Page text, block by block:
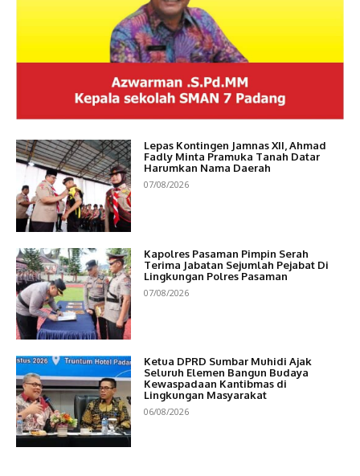
Lepas Kontingen Jamnas XII, Ahmad
Fadly Minta Pramuka Tanah Datar
Harumkan Nama Daerah
07/08/2026
Kapolres Pasaman Pimpin Serah
Terima Jabatan Sejumlah Pejabat Di
Lingkungan Polres Pasaman
07/08/2026
Ketua DPRD Sumbar Muhidi Ajak
Seluruh Elemen Bangun Budaya
Kewaspadaan Kantibmas di
Lingkungan Masyarakat
06/08/2026